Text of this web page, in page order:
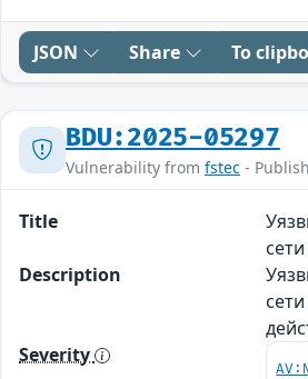
JSON Share To
BDU:2025-05297
Vulnerability from fstec -
Title
Description
Severity